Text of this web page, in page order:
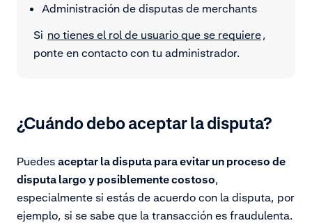
Administración de disputas de merchants
Si no tienes el rol de usuario que se requiere,
ponte en contacto con tu administrador.
¿Cuándo debo aceptar la disputa?
Puedes aceptar la disputa para evitar un proceso de
disputa largo y posiblemente costoso,
especialmente si estás de acuerdo con la disputa, por
ejemplo, si se sabe que la transacción es fraudulenta.